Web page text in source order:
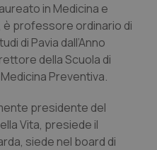
in Medicina e
è professore ordinario di
di Pavia dall’Anno
della Scuola di
Preventiva.
presidente del
Vita, presiede il
siede nel board di